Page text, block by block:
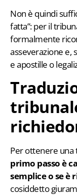
Non è quindi
fatta”: per il
formalmente
asseverazione e,
e apostille o
Per ottenere una
primo passo è
semplice o se è
cosiddetto